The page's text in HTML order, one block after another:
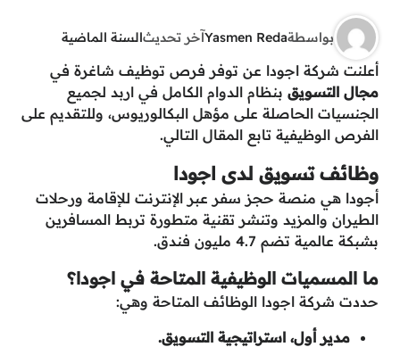
بواسطةYasmen Redaآخر تحديثالسنة الماضية
أعلنت شركة اجودا عن توفر فرص توظيف شاغرة في
مجال التسويق بنظام الدوام الكامل في اربد لجميع
الجنسيات الحاصلة على مؤهل البكالوريوس، وللتقديم على
الفرص الوظيفية تابع المقال التالي.
وظائف تسويق لدى اجودا
أجودا هي منصة حجز سفر عبر الإنترنت للإقامة ورحلات
الطيران والمزيد وتنشر تقنية متطورة تربط المسافرين
بشبكة عالمية تضم 4.7 مليون فندق.
ما المسميات الوظيفية المتاحة في اجودا؟
حددت شركة اجودا الوظائف المتاحة وهي:
مدير أول، استراتيجية التسويق.